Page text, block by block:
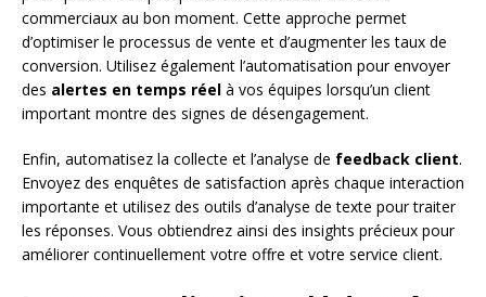
commerciaux au bon moment. Cette approche permet
d’optimiser le processus de vente et d’augmenter les taux de
conversion. Utilisez également l’automatisation pour envoyer
des alertes en temps réel à vos équipes lorsqu’un client
important montre des signes de désengagement.
Enfin, automatisez la collecte et l’analyse de feedback client.
Envoyez des enquêtes de satisfaction après chaque interaction
importante et utilisez des outils d’analyse de texte pour traiter
les réponses. Vous obtiendrez ainsi des insights précieux pour
améliorer continuellement votre offre et votre service client.